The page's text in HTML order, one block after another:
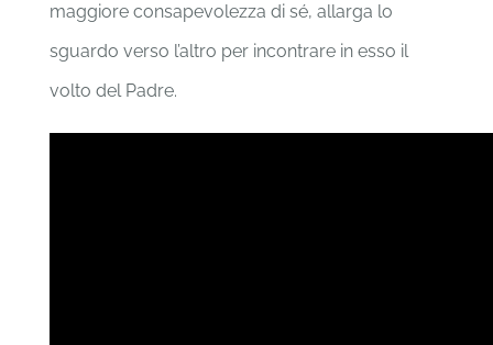
maggiore consapevolezza di sé, allarga lo
sguardo verso l’altro per incontrare in esso il
volto del Padre.